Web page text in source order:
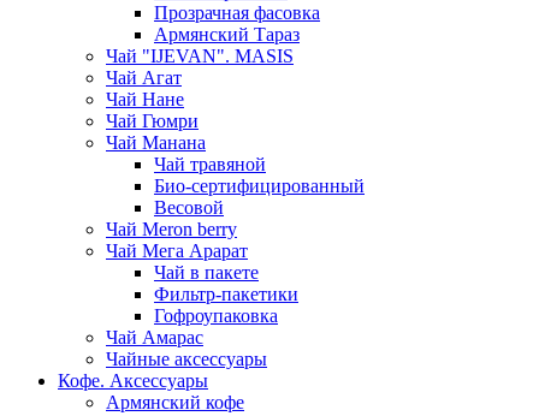
Прозрачная фасовка
Армянский Тараз
Чай "IJEVAN". MASIS
Чай Агат
Чай Нане
Чай Гюмри
Чай Манана
Чай травяной
Био-сертифицированный
Весовой
Чай Meron berry
Чай Мега Арарат
Чай в пакете
Фильтр-пакетики
Гофроупаковка
Чай Амарас
Чайные аксессуары
Кофе. Аксессуары
Армянский кофе